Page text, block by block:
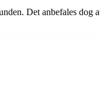
Det anbefales dog